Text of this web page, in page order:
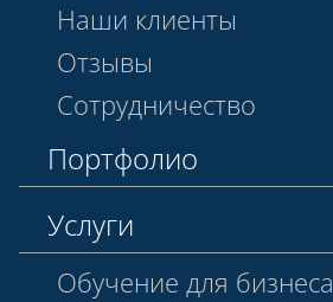
Наши клиенты
Отзывы
Сотрудничество
Портфолио
Услуги
Обучение для бизнеса